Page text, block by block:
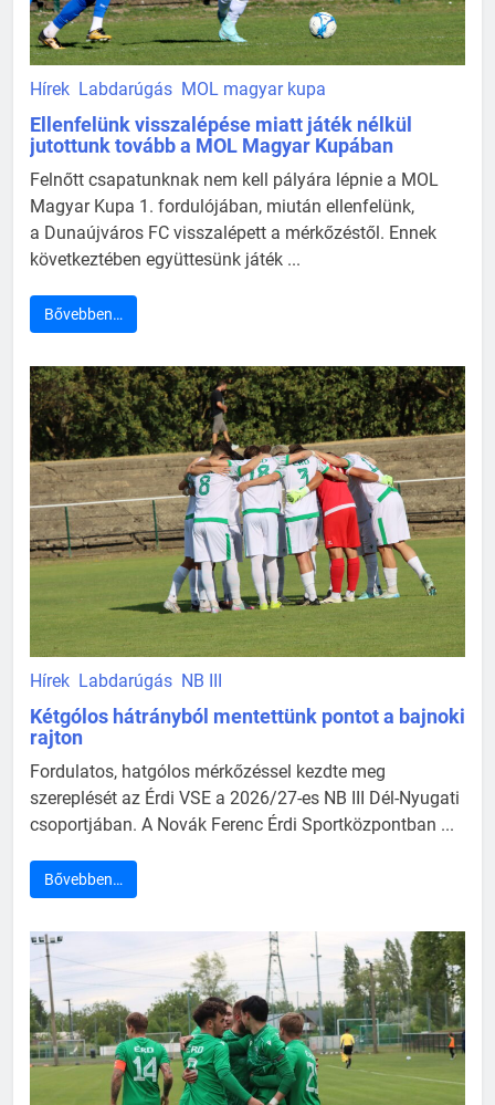
Hírek Labdarúgás MOL magyar kupa
Ellenfelünk visszalépése miatt játék nélkül
jutottunk tovább a MOL Magyar Kupában
Felnőtt csapatunknak nem kell pályára lépnie a MOL
Magyar Kupa 1. fordulójában, miután ellenfelünk,
a Dunaújváros FC visszalépett a mérkőzéstől. Ennek
következtében együttesünk játék ...
Bővebben…
Hírek Labdarúgás NB III
Kétgólos hátrányból mentettünk pontot a bajnoki
rajton
Fordulatos, hatgólos mérkőzéssel kezdte meg
szereplését az Érdi VSE a 2026/27-es NB III Dél-Nyugati
csoportjában. A Novák Ferenc Érdi Sportközpontban ...
Bővebben…